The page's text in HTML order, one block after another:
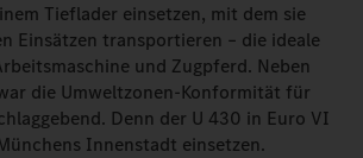
Tieflader einsetzen, mit dem sie
Einsätzen transportieren – die ideale
und Zugpferd. Neben
die Umweltzonen-Konformität für
Denn der U 430 in Euro VI
Innenstadt einsetzen.